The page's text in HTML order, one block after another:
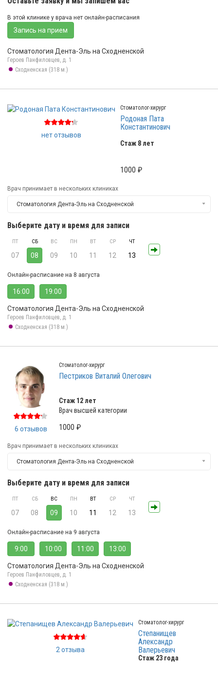
В этой клинике у врача нет онлайн-расписания
Запись на прием
Стоматология Дента-Эль на Сходненской
Героев Панфиловцев, д. 1
Сходненская (318 м.)
нет отзывов
Стоматолог-хирург
Родоная Пата
Константинович
Стаж 8 лет
1000 ₽
Врач принимает в нескольких клиниках
Стоматология Дента-Эль на Сходненской
Выберите дату и время для записи
ПТ
07
СБ
08
ВС
09
ПН
10
ВТ
11
СР
12
ЧТ
13
Онлайн-расписание на 8 августа
16:00 19:00
Стоматология Дента-Эль на Сходненской
Героев Панфиловцев, д. 1
Сходненская (318 м.)
6 отзывов
Стоматолог-хирург
Пестриков Виталий Олегович
Стаж 12 лет
Врач высшей категории
1000 ₽
Врач принимает в нескольких клиниках
Стоматология Дента-Эль на Сходненской
Выберите дату и время для записи
ПТ
07
СБ
08
ВС
09
ПН
10
ВТ
11
СР
12
ЧТ
13
Онлайн-расписание на 9 августа
9:00 10:00 11:00 13:00
Стоматология Дента-Эль на Сходненской
Героев Панфиловцев, д. 1
Сходненская (318 м.)
2 отзыва
Стоматолог-хирург
Степанищев
Александр
Валерьевич
Стаж 23 года